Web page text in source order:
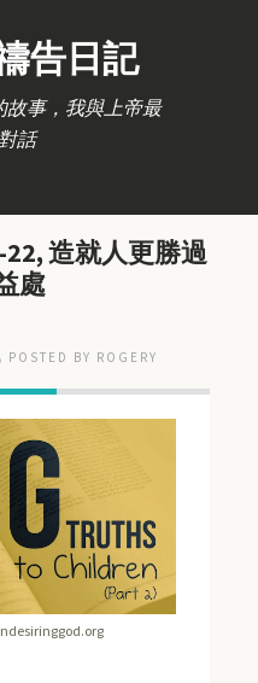
告日記
故事，我與上帝最
話
22, 造就人更勝過
處
POSTED BY ROGERY